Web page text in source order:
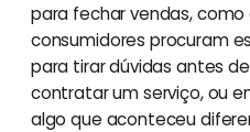
para fechar vendas, como
consumidores procuram
para tirar dúvidas antes
contratar um serviço, ou
algo que aconteceu